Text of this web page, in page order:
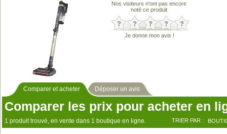
Nos visiteurs n'ont pas encore
noté ce produit
Je donne mon avis !
Comparer et acheter Déposer un avis
Comparer les prix pour acheter en
1 produit trouvé, en vente dans 1 boutique en ligne. TRIER PAR :